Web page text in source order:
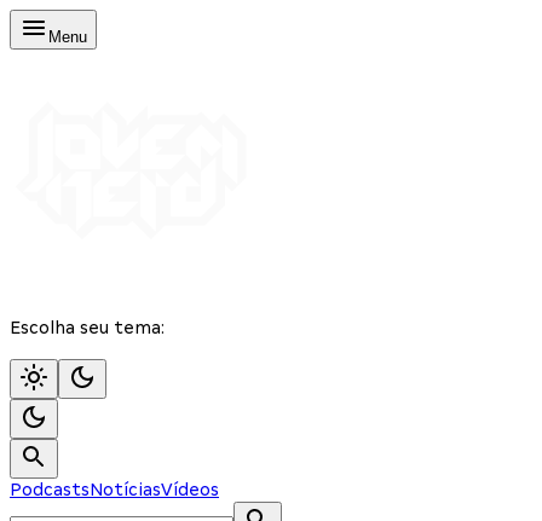
Menu
Escolha seu tema:
PodcastsNotíciasVídeos